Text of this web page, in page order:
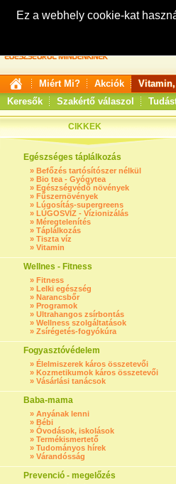
Ez a webhely cookie-kat
Miért Mi? Akciók
Keresők
Szakértő válaszol
CIKKEK
Egészséges táplálkozás
» Befőzés tartósítószer nélkül
» Bio tea - Gyógytea
» Egészségvédő növények
» Fűszernövények
» Lúgosítás-supergreens
» LÚGOSVÍZ - Vízionizálás
» Méregtelenítés
» Táplálkozás
» Tiszta víz
» Vitamin
Wellnes - Fitness
» Fitness
» Lelki egészség
» Narancsbőr
» Programok
» Ultrahangos zsírbontás
» Wellness szolgáltatások
» Zsírégetés-fogyókúra
Fogyasztóvédelem
» Élelmiszerek káros összetevői
» Kozmetikumok káros összetevői
» Vásárlási tanácsok
Baba-mama
» Anyának lenni
» Bébi
» Óvodások, iskolások
» Termékismertető
» Tudományos hírek
» Várandósság
Prevenció - megelőzés